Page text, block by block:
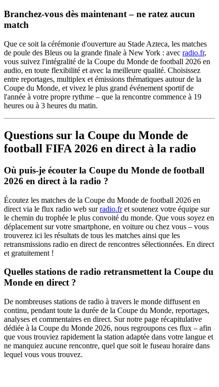
Branchez-vous dès maintenant – ne ratez aucun
match
Que ce soit la cérémonie d'ouverture au Stade Azteca, les matches
de poule des Bleus ou la grande finale à New York : avec radio.fr,
vous suivez l'intégralité de la Coupe du Monde de football 2026 en
audio, en toute flexibilité et avec la meilleure qualité. Choisissez
entre reportages, multiplex et émissions thématiques autour de la
Coupe du Monde, et vivez le plus grand événement sportif de
l'année à votre propre rythme – que la rencontre commence à 19
heures ou à 3 heures du matin.
Questions sur la Coupe du Monde de
football FIFA 2026 en direct à la radio
Où puis-je écouter la Coupe du Monde de football
2026 en direct à la radio ?
Écoutez les matches de la Coupe du Monde de football 2026 en
direct via le flux radio web surradio.fret soutenez votre équipe sur
le chemin du trophée le plus convoité du monde. Que vous soyez en
déplacement sur votre smartphone, en voiture ou chez vous – vous
trouverez ici les résultats de tous les matches ainsi que les
retransmissions radio en direct de rencontres sélectionnées. En direct
et gratuitement !
Quelles stations de radio retransmettent la Coupe du
Monde en direct ?
De nombreuses stations de radio à travers le monde diffusent en
continu, pendant toute la durée de la Coupe du Monde, reportages,
analyses et commentaires en direct. Sur notre page récapitulative
dédiée à la Coupe du Monde 2026, nous regroupons ces flux – afin
que vous trouviez rapidement la station adaptée dans votre langue et
ne manquiez aucune rencontre, quel que soit le fuseau horaire dans
lequel vous vous trouvez.